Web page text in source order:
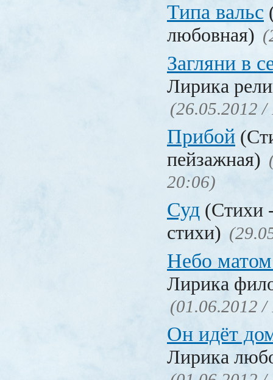
Типа вальс
любовная)
Загляни в
Лирика
(26.05.2012 /
Прибой
пейзажная)
20:06)
Суд (Стихи
стихи)
Небо
Лирика
(01.06.2012 /
Он идёт
Лирика